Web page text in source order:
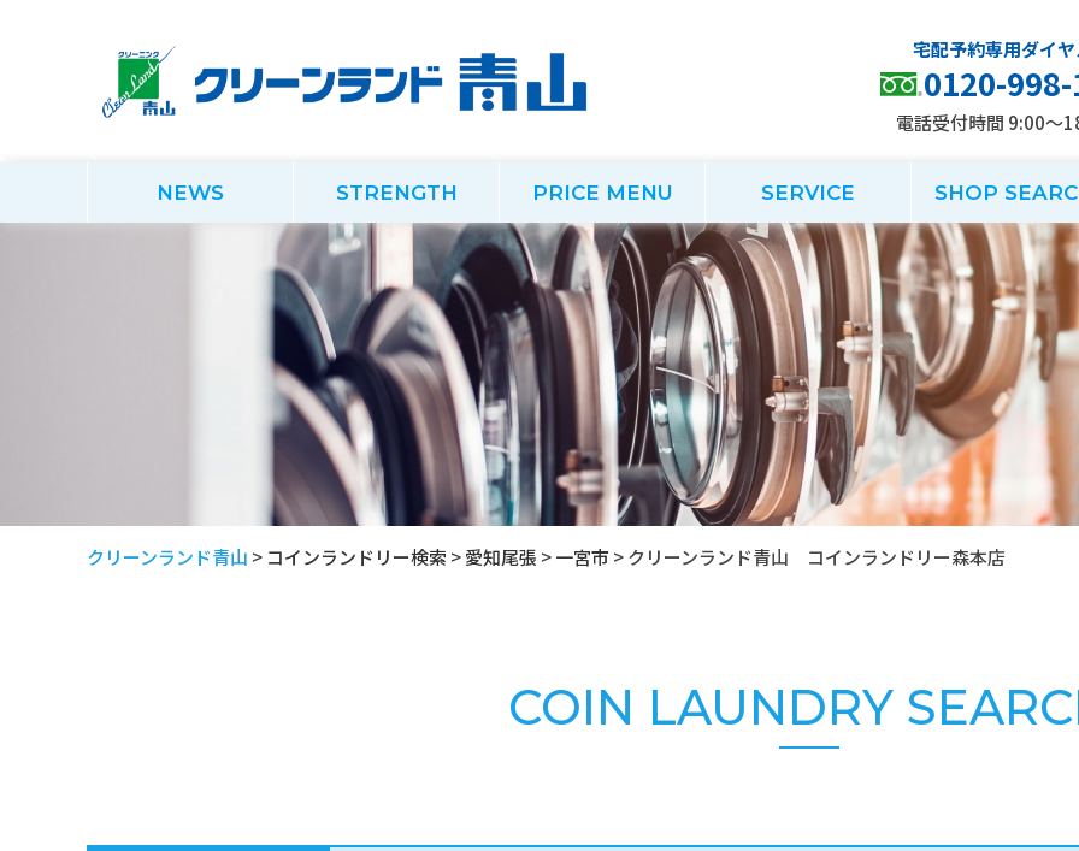
0120-
電話受付時間 9:00～
NEWS STRENGTH PRICE MENU SERVICE SHOP
クリーンランド青山 > コインランドリー検索 >愛知尾張 >一宮市 >クリーンランド青山 コインランドリー森本店
COIN LAUNDRY